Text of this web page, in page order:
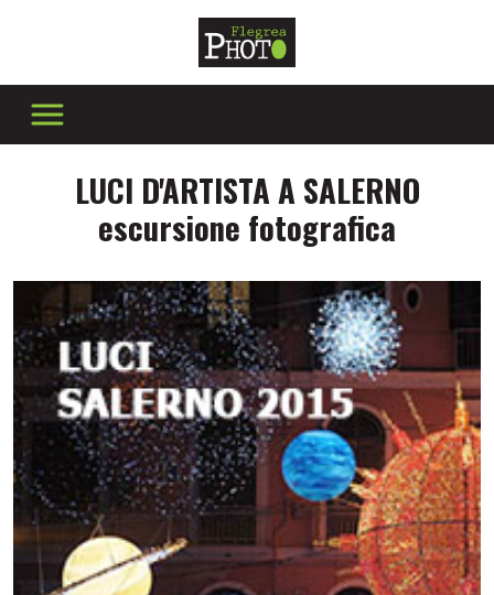
LUCI D'ARTISTA A SALERNO
escursione fotografica